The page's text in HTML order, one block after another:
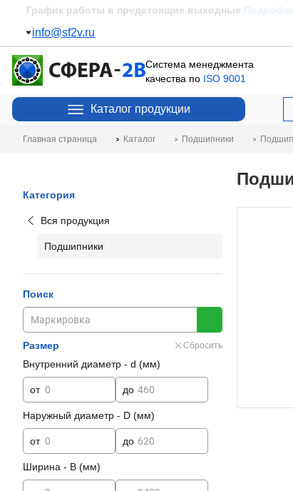
Пополнение складаПодробнее
info@sf2v.ru
Система менеджмента
качества по ISO 9001
Каталог продукции
Главная страница Каталог Подшипники
Категория
Вся продукция
Подшипники
Поиск
Размер Сбросить
Внутренний диаметр - d (мм)
от до
Наружный диаметр - D (мм)
от до
Ширина - B (мм)